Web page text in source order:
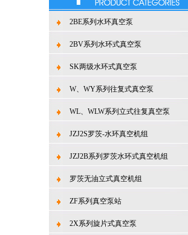
2BE系列水环真空泵
2BV系列水环式真空泵
SK两级水环式真空泵
W、WY系列往复式真空泵
WL、WLW系列立式往复真空泵
JZJ2S罗茨-水环真空机组
JZJ2B系列罗茨水环式真空机组
罗茨无油立式真空机组
ZF系列真空泵站
2X系列旋片式真空泵